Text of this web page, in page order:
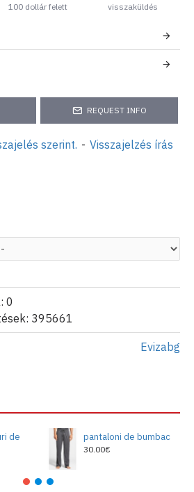
100 dollár felett
visszaküldés
REQUEST INFO
Evizabg
0
395661
szerint. - Visszajelzés írás
de
pantaloni de bumbac
30.00€